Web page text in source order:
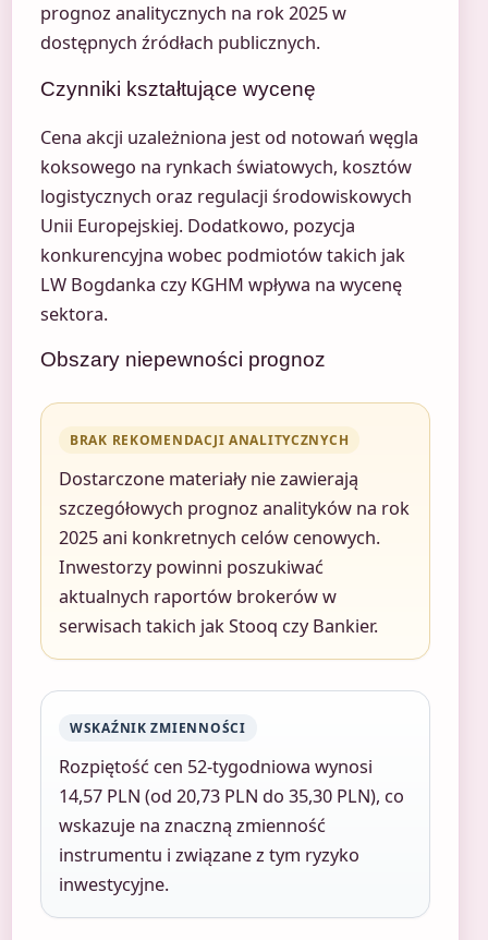
prognoz analitycznych na rok 2025 w
dostępnych źródłach publicznych.
Czynniki kształtujące wycenę
Cena akcji uzależniona jest od notowań węgla
koksowego na rynkach światowych, kosztów
logistycznych oraz regulacji środowiskowych
Unii Europejskiej. Dodatkowo, pozycja
konkurencyjna wobec podmiotów takich jak
LW Bogdanka czy KGHM wpływa na wycenę
sektora.
Obszary niepewności prognoz
BRAK REKOMENDACJI ANALITYCZNYCH
Dostarczone materiały nie zawierają
szczegółowych prognoz analityków na rok
2025 ani konkretnych celów cenowych.
Inwestorzy powinni poszukiwać
aktualnych raportów brokerów w
serwisach takich jak Stooq czy Bankier.
WSKAŹNIK ZMIENNOŚCI
Rozpiętość cen 52-tygodniowa wynosi
14,57 PLN (od 20,73 PLN do 35,30 PLN), co
wskazuje na znaczną zmienność
instrumentu i związane z tym ryzyko
inwestycyjne.